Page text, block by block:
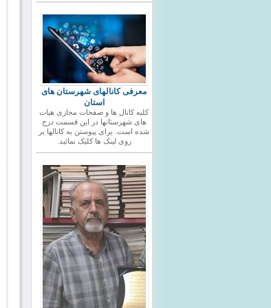
معرفی کانالهای شهرستان های
استان
کلیه کانال ها و صفحات مجازی هیات
های شهرستانها در این قسمت درج
شده است. برای پیوستن به کانالها بر
روی لینک ها کلیک نمائید.